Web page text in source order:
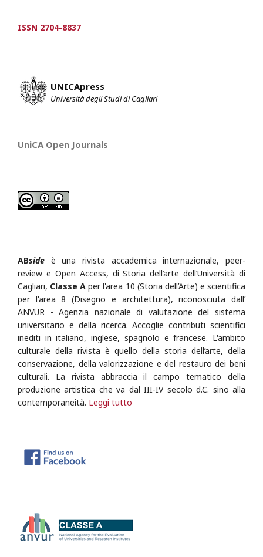
ISSN 2704-8837
UNICApress
Università degli Studi di Cagliari
UniCA Open Journals
ABside è una rivista accademica internazionale, peer-
review e Open Access, di Storia dell’arte dell’Università di
Cagliari, Classe A per l'area 10 (Storia dell’Arte) e scientifica
per l'area 8 (Disegno e architettura), riconosciuta dall’
ANVUR - Agenzia nazionale di valutazione del sistema
universitario e della ricerca.Accoglie contributi scientifici
inediti in italiano, inglese, spagnolo e francese. L'ambito
culturale della rivista è quello della storia dell’arte, della
conservazione, della valorizzazione e del restauro dei beni
culturali. La rivista abbraccia il campo tematico della
produzione artistica che va dal III-IV secolo d.C. sino alla
contemporaneità. Leggi tutto